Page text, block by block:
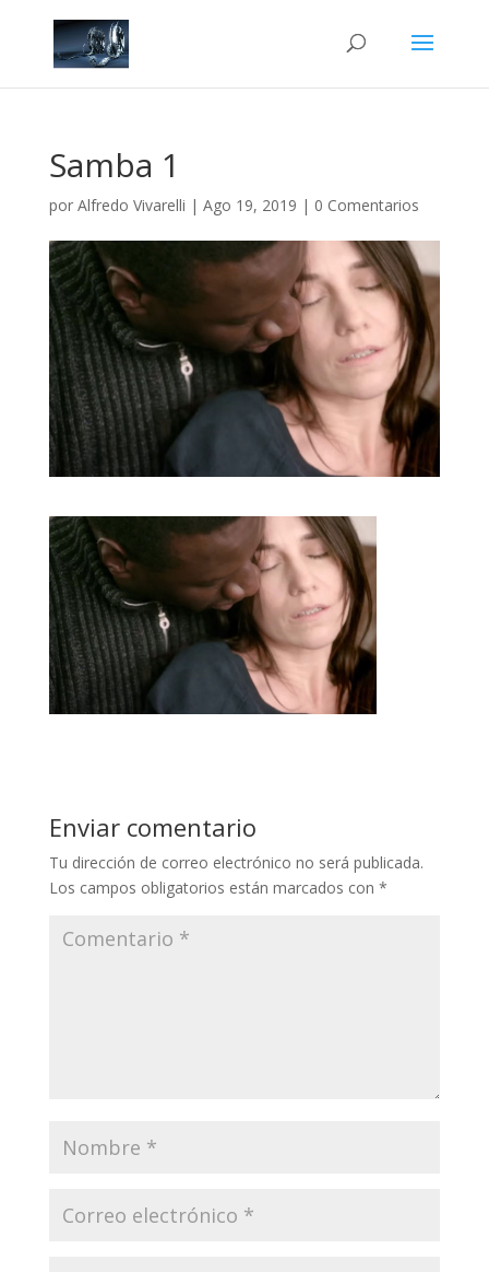
Samba 1
por Alfredo Vivarelli | Ago 19, 2019 | 0 Comentarios
Enviar comentario
Tu dirección de correo electrónico no será publicada.
Los campos obligatorios están marcados con *